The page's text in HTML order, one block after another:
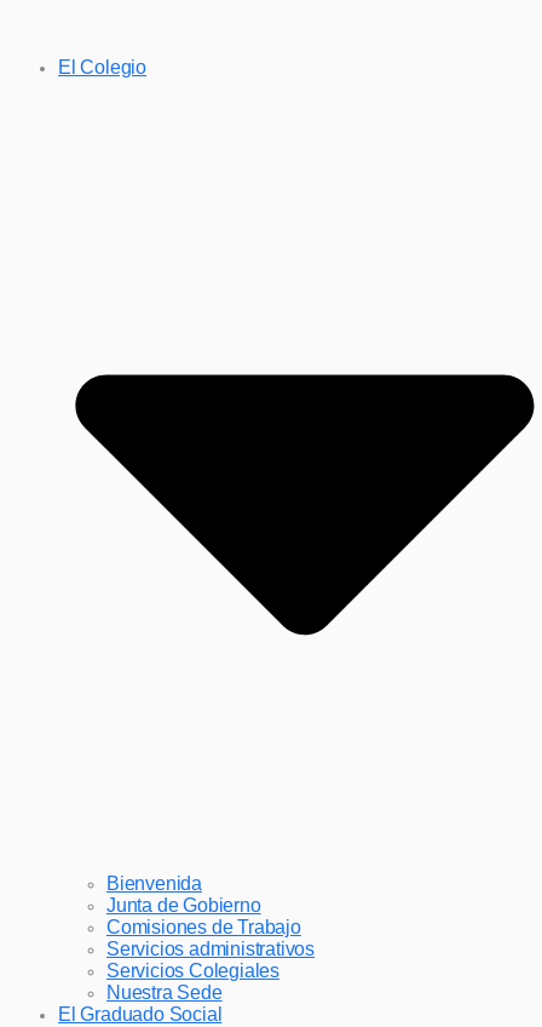
El Colegio
Bienvenida
Junta de Gobierno
Comisiones de Trabajo
Servicios administrativos
Servicios Colegiales
Nuestra Sede
El Graduado Social